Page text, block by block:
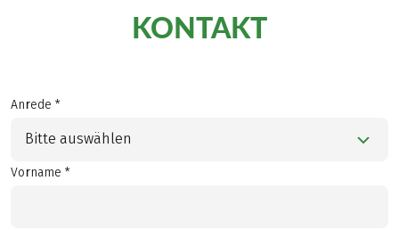
KONTAKT
Anrede *
Bitte auswählen
Vorname *